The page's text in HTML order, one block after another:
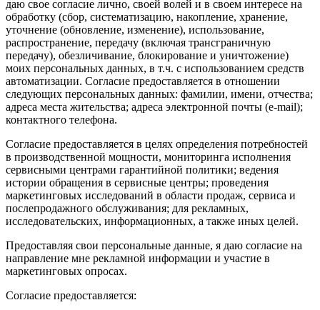
даю свое согласие лично, своей волей и в своем интересе на
обработку (сбор, систематизацию, накопление, хранение,
уточнение (обновление, изменение), использование,
распространение, передачу (включая трансграничную
передачу), обезличивание, блокирование и уничтожение)
моих персональных данных, в т.ч. с использованием средств
автоматизации. Согласие предоставляется в отношении
следующих персональных данных: фамилии, имени, отчества;
адреса места жительства; адреса электронной почты (e-mail);
контактного телефона.
Согласие предоставляется в целях определения потребностей
в производственной мощности, мониторинга исполнения
сервисными центрами гарантийной политики; ведения
истории обращения в сервисные центры; проведения
маркетинговых исследований в области продаж, сервиса и
послепродажного обслуживания; для рекламных,
исследовательских, информационных, а также иных целей.
Предоставляя свои персональные данные, я даю согласие на
направление мне рекламной информации и участие в
маркетинговых опросах.
Согласие предоставляется: